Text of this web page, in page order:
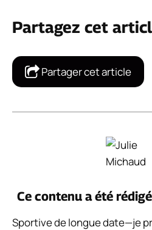
Partagez cet
Partager cet article
Ce contenu a été
Sportive de longue date—je